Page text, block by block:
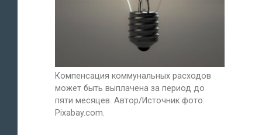
Компенсация коммунальных расходов
может быть выплачена за период до
пяти месяцев. Автор/Источник фото:
Pixabay.com.